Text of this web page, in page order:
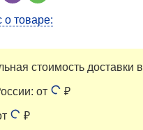
о товаре:
стоимость доставки в
от ₽
₽